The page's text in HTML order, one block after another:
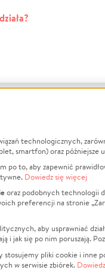
to działa?
Prywatności
Kontakt
serwisów
plików cookie
technologicznych,
smartfon) oraz późniejsze
to, aby zapewnić
Dowiedz się więcej
oraz podobnych technologii
preferencji na stronie
aby usprawniać
i jak się po nim poruszają.
stosujemy pliki cookie i
w serwisie zbiórek.